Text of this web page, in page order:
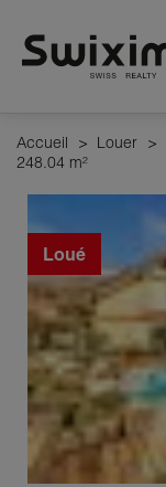
Accueil > Louer >
248.04 m²
Loué